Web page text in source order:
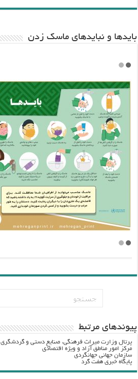
باید‌ها و نبایدهای ماسک زدن
پيوندهاي مرتبط
پرتال وزارت ميراث فرهنگي، صنایع دستی و گردشگري
مرکز امور مناطق آزاد و ویژه اقتصادی
سازمان جهانی جهانگردی
پایگاه خبری هفت گرد